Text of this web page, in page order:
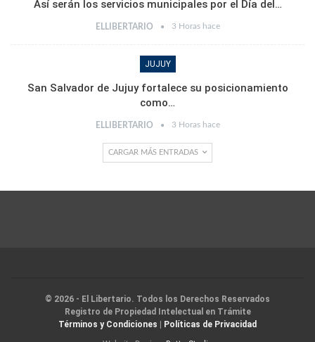
Así serán los servicios municipales por el Día del…
ELLIBERTARIO 3 Horas hace
JUJUY
San Salvador de Jujuy fortalece su posicionamiento
como…
ELLIBERTARIO 3 Horas hace
CARGAR MÁS ENTRADAS
© 2026 - El Libertario. Todos los Derechos Reservados
Registro de Propiedad Intelectual en Trámite
Términos y Condiciones | Políticas de Privacidad